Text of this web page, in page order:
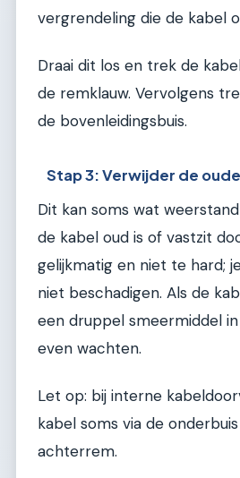
vergrendeling die de kabel
Draai dit los en trek de
de remklauw. Vervolgens
de bovenleidingsbuis.
Stap 3: Verwijder de
Dit kan soms wat
de kabel oud is of vastzit
gelijkmatig en niet te hard;
niet beschadigen. Als de
een druppel smeermiddel
even wachten.
Let op: bij interne
kabel soms via de
achterrem.